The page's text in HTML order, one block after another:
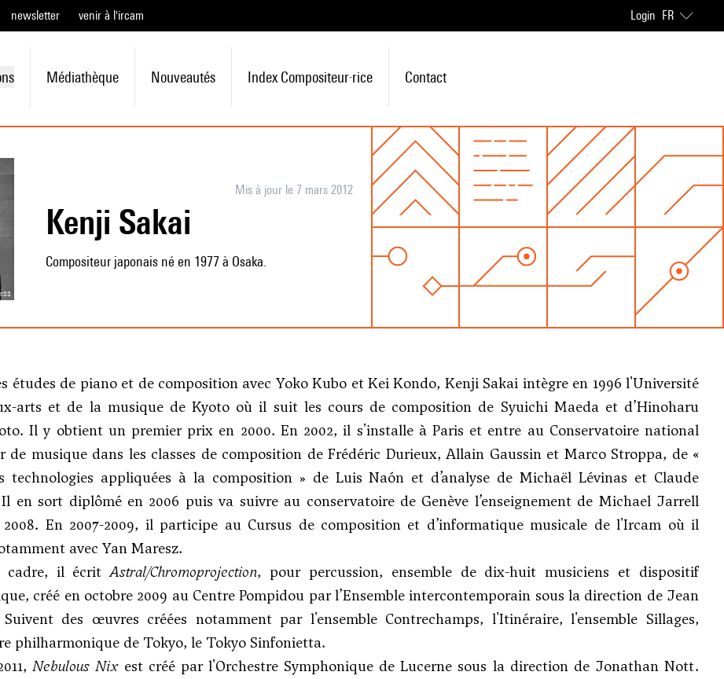
newsletter venir à l'ircam Login FR
Médiathèque Nouveautés Index Compositeur·rice Contact
Mis à jour le 7 mars 2012
Kenji Sakai
Compositeur japonais né en 1977 à Osaka.
études de piano et de composition avec Yoko Kubo et Kei Kondo, Kenji Sakai intègre en 1996 l'Université
arts et de la musique de Kyoto où il suit les cours de composition de Syuichi Maeda et d’Hinoharu
Il y obtient un premier prix en 2000. En 2002, il s'installe à Paris et entre au Conservatoire national
de musique dans les classes de composition de Frédéric Durieux, Allain Gaussin et Marco Stroppa, de «
technologies appliquées à la composition » de Luis Naón et d’analyse de Michaël Lévinas et Claude
en sort diplômé en 2006 puis va suivre au conservatoire de Genève l’enseignement de Michael Jarrell
2008. En 2007-2009, il participe au Cursus de composition et d’informatique musicale de l'Ircam où il
avec Yan Maresz.
cadre, il écritAstral/Chromoprojection, pour percussion, ensemble de dix-huit musiciens et dispositif
créé en octobre 2009 au Centre Pompidou par l’Ensemble intercontemporain sous la direction de Jean
Suivent des œuvres créées notamment par l'ensemble Contrechamps, l'Itinéraire, l'ensemble Sillages,
philharmonique de Tokyo, le Tokyo Sinfonietta.
Nebulous Nixest créé par l'Orchestre Symphonique de Lucerne sous la direction de Jonathan Nott.